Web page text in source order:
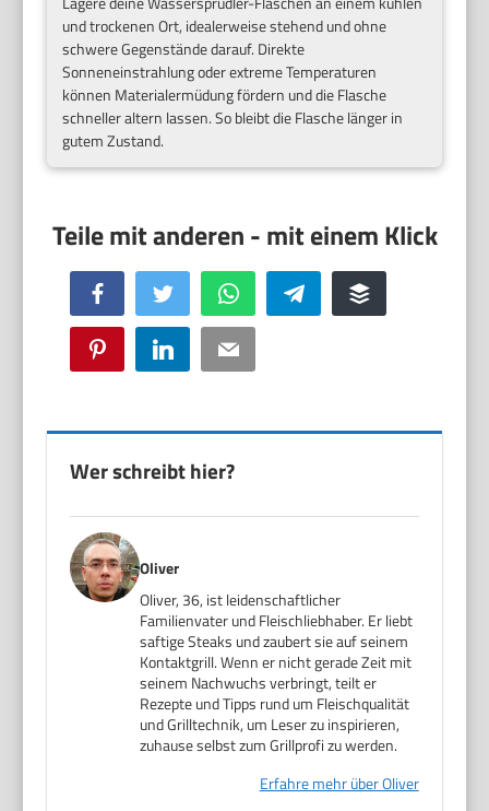
und trockenen Ort, idealerweise stehend und ohne
schwere Gegenstände darauf. Direkte
Sonneneinstrahlung oder extreme Temperaturen
können Materialermüdung fördern und die Flasche
schneller altern lassen. So bleibt die Flasche länger in
gutem Zustand.
Facebook Twitter WhatsApp Telegram Buffer
Pinterest LinkedIn Email
Wer schreibt hier?
Oliver
Oliver, 36, ist leidenschaftlicher
Familienvater und Fleischliebhaber. Er liebt
saftige Steaks und zaubert sie auf seinem
Kontaktgrill. Wenn er nicht gerade Zeit mit
seinem Nachwuchs verbringt, teilt er
Rezepte und Tipps rund um Fleischqualität
und Grilltechnik, um Leser zu inspirieren,
zuhause selbst zum Grillprofi zu werden.
Erfahre mehr über Oliver